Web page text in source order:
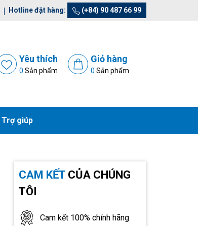
Hotline đặt hàng: (+84) 90 487 66 99
Yêu thích
0 Sản phẩm
Giỏ hàng
0 Sản phẩm
Trợ giúp
CAM KẾTCỦA CHÚNG
TÔI
Cam kết 100% chính hãng